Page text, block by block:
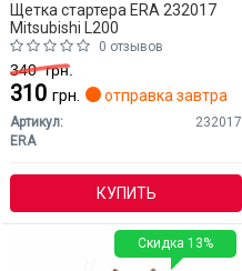
Щетка стартера ERA 232017
Mitsubishi L200
0 отзывов
340грн.
310 грн. отправка завтра
Артикул:
232017
ERA
КУПИТЬ
Скидка 13%